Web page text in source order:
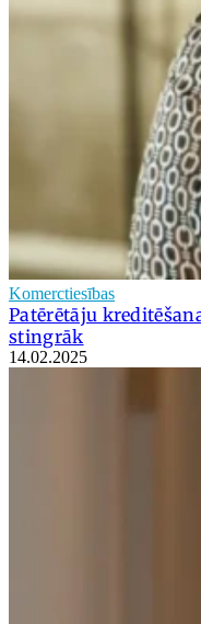
Komerctiesības
Patērētāju
stingrāk
14.02.2025